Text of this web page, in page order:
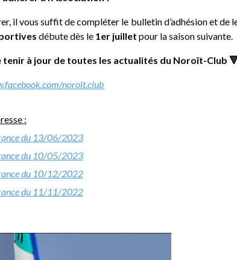
il vous suffit de compléter le bulletin d’adhésion et de
débute dès le 1er juillet pour la saison suivante.
tenir à jour de toutes les actualités du Noroît-Club
noroit.club
:
du 13/06/2023
du 10/05/2023
du 10/12/2022
du 11/11/2022